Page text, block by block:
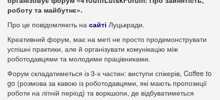
роботу та майбутнє».
Про це повідомляють на сайті Луцькради.
Креативний форум, має на меті не просто продемонструвати
успішні практики, але й організувати комунікацію між
роботодавцями та молодими працівниками.
Форум складатиметься із 3-х частин: виступи спікерів, Coffee to
go (розмова за кавою із роботодавцями, які мають пропозиції
роботи на літній період) та воркшопи, де відбуватиметься